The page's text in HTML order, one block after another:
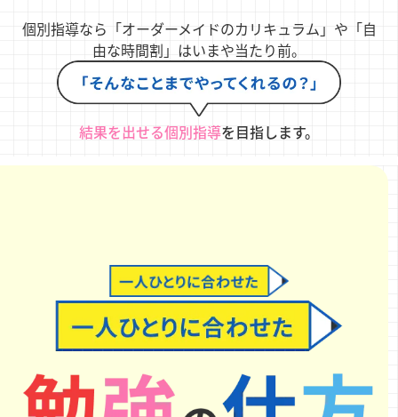
個別指導なら「オーダーメイドのカリキュラム」や「自
由な時間割」はいまや当たり前。
結果を出せる個別指導を目指します。